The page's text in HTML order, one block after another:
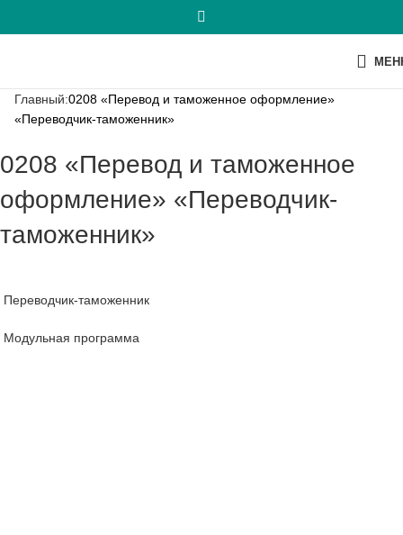
Главный:0208 «Перевод и таможенное оформление»
«Переводчик-таможенник»
0208 «Перевод и таможенное
оформление» «Переводчик-
таможенник»
Переводчик-таможенник
Модульная программа